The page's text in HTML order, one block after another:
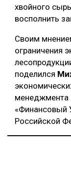
хвойного
восполнить
Своим
ограничения
поделился
менеджмента
«Финансовый
Российской